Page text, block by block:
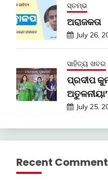
ସ୍ତମ୍ଭ
ଅରାଜକତା
July 26,
ସାହିତ୍ୟ ଖବର
ପ୍ରଦୀପ
July 25,
Recent